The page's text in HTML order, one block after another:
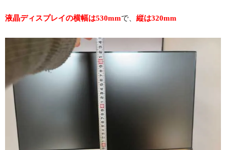
液晶ディスプレイの横幅は530mmで、 縦は320mm